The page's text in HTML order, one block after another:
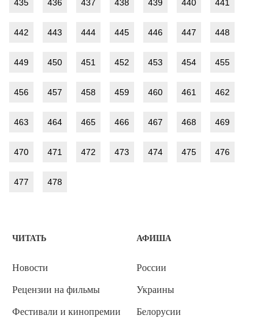
435 436 437 438 439 440 441
442 443 444 445 446 447 448
449 450 451 452 453 454 455
456 457 458 459 460 461 462
463 464 465 466 467 468 469
470 471 472 473 474 475 476
477 478
ЧИТАТЬ
Новости
Рецензии на фильмы
Фестивали и кинопремии
АФИША
России
Украины
Белорусии